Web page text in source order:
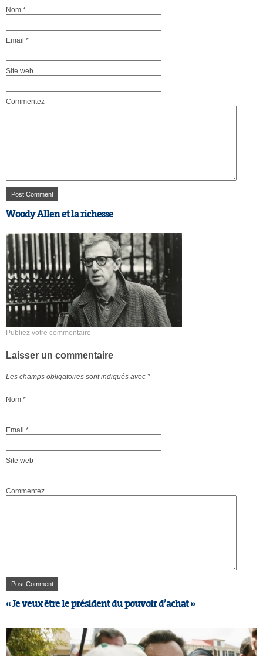
Nom *
Email *
Site web
Commentez
Woody Allen et la richesse
Publiez votre commentaire
Laisser un commentaire
Les champs obligatoires sont indiqués avec *
Nom *
Email *
Site web
Commentez
« Je veux être le président du pouvoir d’achat »